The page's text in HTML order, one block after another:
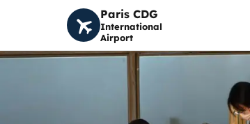
Paris CDG
International
Airport